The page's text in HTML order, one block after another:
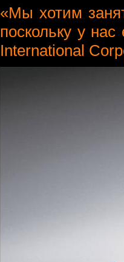
«Мы хотим
поскольку у
International